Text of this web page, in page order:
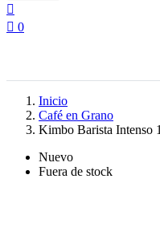

 0
Inicio
Café en Grano
Kimbo Barista Intenso
Nuevo
Fuera de stock